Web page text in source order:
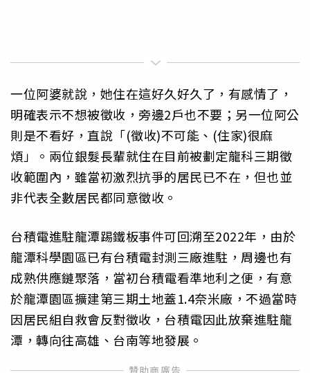
一位阿婆就說，她住在這好久好久了，有感情了，
明確表示不想被徵收，旁邊2戶也不要；另一位阿公
則是不看好，直說「(徵收)不可能、(住家)很麻
煩」。兩位銀髮長輩就住在目前被劃定龍科三期徵
收範圍內，雖當初激烈抗爭的居民已不在，但也並
非代表全數居民都同意徵收。
台積電進駐龍潭踢鐵板事件可回溯至2022年，由於
龍潭科學園區已有台積電封測三廠進駐，周邊也有
成熟供應鏈聚落，當初台積電看準地利之便，有意
於龍潭園區擴建第三期土地蓋1.4奈米廠，不過當時
因居民組自救會反對徵收，台積電因此放棄進駐龍
潭，轉向往高雄、台南等地發展。